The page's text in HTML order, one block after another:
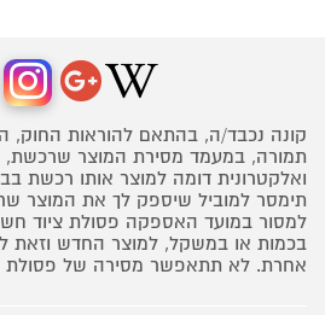
קונה נכבד/ה, בהתאם להוראות החוק,
תמורה, במעמד מסירת המוצר
ואלקטרונית דומה למוצר אותו רכשת
תימסר למוביל שיספק לך את המוצר
למסור במועד האספקה פסולת ציוד
בכמות או במשקל, למוצר החדש וזאת
אחרת. לא תתאפשר מסירה של פסולת